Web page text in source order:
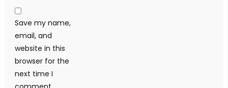
Save my name,
email, and
website in this
browser for the
next time I